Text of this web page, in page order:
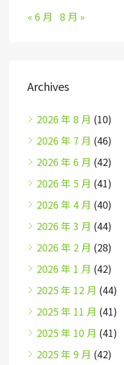
« 6 月 8 月 »
Archives
2026 年 8 月 (10)
2026 年 7 月 (46)
2026 年 6 月 (42)
2026 年 5 月 (41)
2026 年 4 月 (40)
2026 年 3 月 (44)
2026 年 2 月 (28)
2026 年 1 月 (42)
2025 年 12 月 (44)
2025 年 11 月 (41)
2025 年 10 月 (41)
2025 年 9 月 (42)